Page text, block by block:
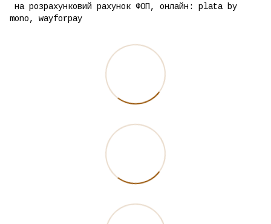
на розрахунковий рахунок ФОП, онлайн: plata by
mono, wayforpay